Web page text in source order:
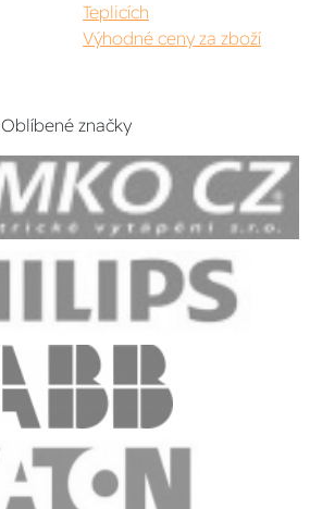
Teplicích
Výhodné ceny za zboží
Oblíbené značky